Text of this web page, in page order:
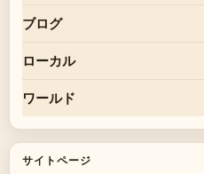
ブログ
ローカル
ワールド
サイトページ